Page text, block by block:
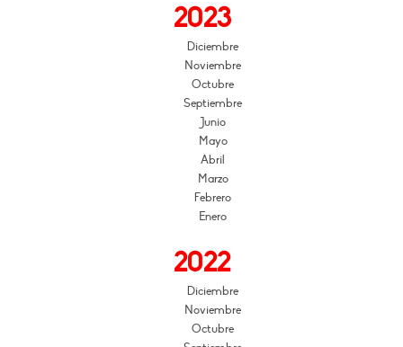
2023
Diciembre
Noviembre
Octubre
Septiembre
Junio
Mayo
Abril
Marzo
Febrero
Enero
2022
Diciembre
Noviembre
Octubre